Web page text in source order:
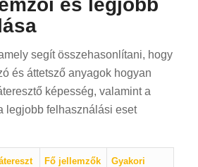
és legjobb
segít összehasonlítani, hogy
és áttetsző anyagok hogyan
képesség, valamint a
legjobb felhasználási eset
Fő jellemzők
Gyakori